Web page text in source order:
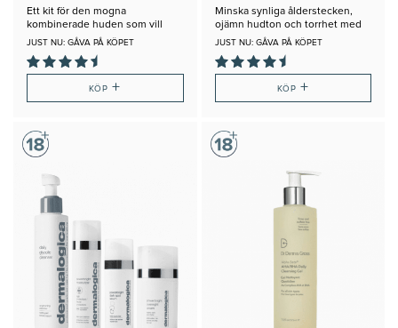
Ett kit för den mogna
kombinerade huden som vill
jobba uppstramande och anti-
JUST NU: GÅVA PÅ KÖPET
KÖP+
Minska synliga ålderstecken,
ojämn hudton och torrhet med
detta Startkit
JUST NU: GÅVA PÅ KÖPET
KÖP +